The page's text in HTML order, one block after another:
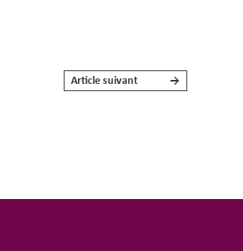
Article suivant →